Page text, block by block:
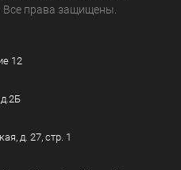
Все права защищены.
12
д. 27, стр. 1